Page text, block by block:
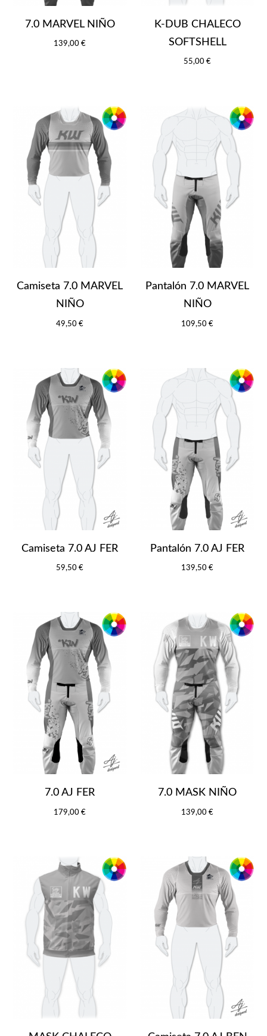
7.0 MARVEL NIÑO
139,00 €
K-DUB CHALECO
SOFTSHELL
55,00 €
Camiseta 7.0 MARVEL
NIÑO
49,50 €
Pantalón 7.0 MARVEL
NIÑO
109,50 €
Camiseta 7.0 AJ FER
59,50 €
Pantalón 7.0 AJ FER
139,50 €
7.0 AJ FER
179,00 €
7.0 MASK NIÑO
139,00 €